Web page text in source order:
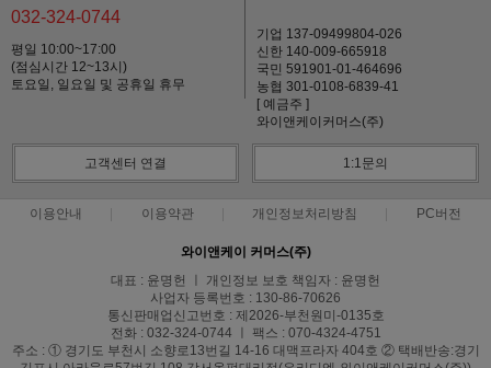
032-324-0744
평일 10:00~17:00
(점심시간 12~13시)
토요일, 일요일 및 공휴일 휴무
기업 137-09499804-026
신한 140-009-665918
국민 591901-01-464696
농협 301-0108-6839-41
[ 예금주 ]
와이앤케이커머스(주)
고객센터 연결 1:1문의
이용안내 이용약관 개인정보처리방침 PC버전
와이앤케이 커머스(주)
대표 : 윤명헌 ㅣ 개인정보 보호 책임자 : 윤명헌
사업자 등록번호 : 130-86-70626
통신판매업신고번호 : 제2026-부천원미-0135호
전화 : 032-324-0744 ㅣ 팩스 : 070-4324-4751
주소 : ① 경기도 부천시 소향로13번길 14-16 대맥프라자 404호 ② 택배반송:경기